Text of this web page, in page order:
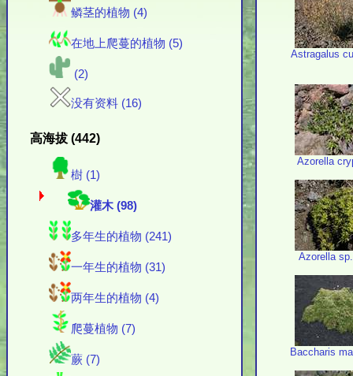
鳞茎的植物 (4)
在地上爬蔓的植物 (5)
(2)
没有资料 (16)
高海拔 (442)
樹 (1)
灌木 (98)
多年生的植物 (241)
一年生的植物 (31)
两年生的植物 (4)
爬蔓植物 (7)
蕨 (7)
Astragalus
Azorella
Azorella
Baccharis